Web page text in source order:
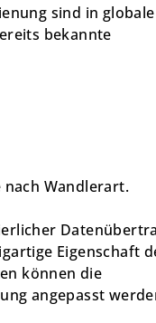
sind in
bekannte
Wandlerart.
Eigenschaft
können die
angepasst